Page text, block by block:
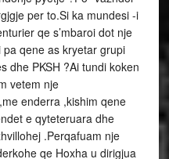
per to.Si ka mundesi -i
qe s’mbaroi dot nje
qene as kryetar grupi
dhe PKSH ?Ai tundi koken
vetem nje
enderra ,kishim qene
e qyteteruara dhe
.Perqafuam nje
qe Hoxha u dirigjua